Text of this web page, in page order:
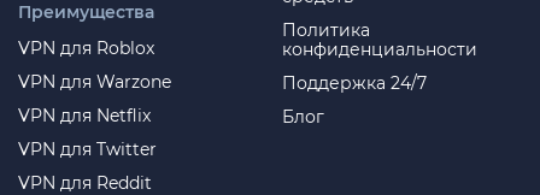
Политика
конфиденциальности
Поддержка 24/7
Блог
Преимущества
VPN для Roblox
VPN для Warzone
VPN для Netflix
VPN для Twitter
VPN для Reddit